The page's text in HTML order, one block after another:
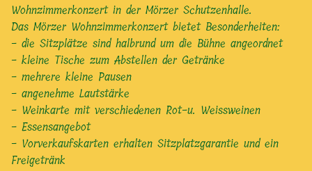
Wohnzimmerkonzert in der Mörzer Schutzenhalle.
Das Mörzer Wohnzimmerkonzert bietet Besonderheiten:
- die Sitzplätze sind halbrund um die Bühne angeordnet
- kleine Tische zum Abstellen der Getränke
- mehrere kleine Pausen
- angenehme Lautstärke
- Weinkarte mit verschiedenen Rot-u. Weissweinen
- Essensangebot
- Vorverkaufskarten erhalten Sitzplatzgarantie und ein
Freigetränk